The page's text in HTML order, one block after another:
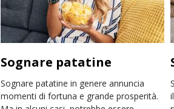
Sognare patatine
Sognare patatine in genere annuncia
momenti di fortuna e grande prosperità.